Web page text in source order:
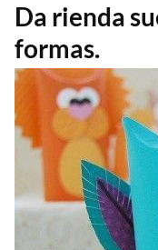
Da rienda
formas.